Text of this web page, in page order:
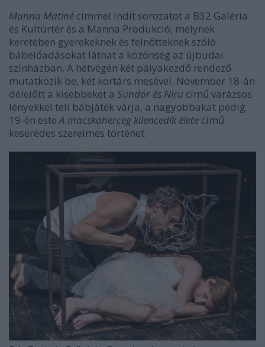
Manna Matiné címmel indít sorozatot a B32 Galéria
és Kultúrtér és a Manna Produkció, melynek
keretében gyerekeknek és felnőtteknek szóló
bábelőadásokat láthat a közönség az újbudai
színházban. A hétvégén két pályakezdő rendező
mutatkozik be, két kortárs mesével. November 18-án
délelőtt a kisebbeket a Sündör és Niru című varázsos
lényekkel teli bábjáték várja, a nagyobbakat pedig
19-én esteA macskaherceg kilencedik élete című
keserédes szerelmes történet.